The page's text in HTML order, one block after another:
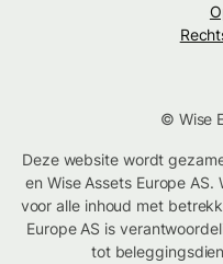
© Wise
Deze website wordt
en Wise Assets Europe
voor alle inhoud met
Europe AS is
tot